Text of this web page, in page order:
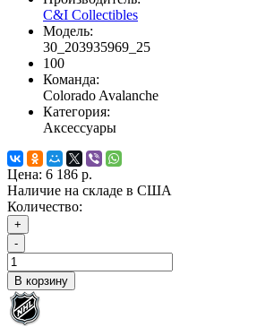
C&I Collectibles
Модель:
30_203935969_25
100
Команда:
Colorado Avalanche
Категория:
Аксессуары
Цена: 6 186 р.
Наличие на складе в США
Количество:
+
-
В корзину